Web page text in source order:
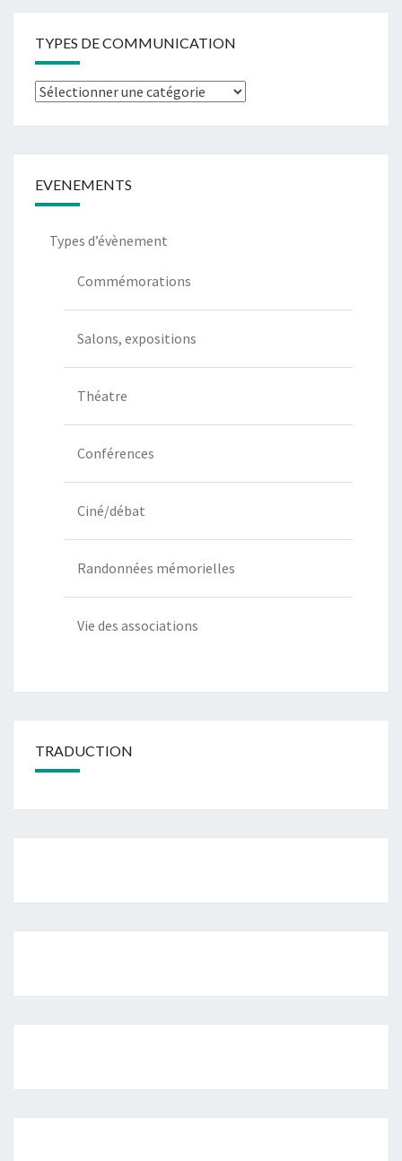
TYPES DE COMMUNICATION
Types
EVENEMENTS
Types d’évènement
Commémorations
Salons, expositions
Théatre
Conférences
Ciné/débat
Randonnées mémorielles
Vie des associations
TRADUCTION